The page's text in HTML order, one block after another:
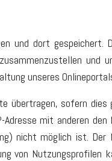
und dort
und
unseres
übertragen, sofern
mit anderen
nicht möglich ist.
von Nutzungsprofilen